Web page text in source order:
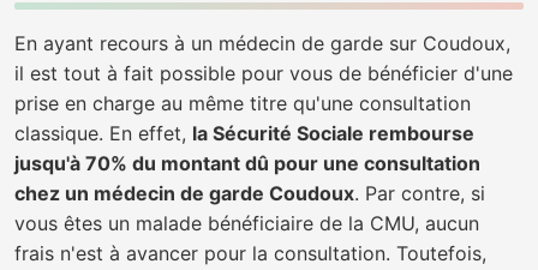
En ayant recours à un médecin de garde sur Coudoux,
il est tout à fait possible pour vous de bénéficier d'une
prise en charge au même titre qu'une consultation
classique. En effet, la Sécurité Sociale rembourse
jusqu'à 70% du montant dû pour une consultation
chez un médecin de garde Coudoux. Par contre, si
vous êtes un malade bénéficiaire de la CMU, aucun
frais n'est à avancer pour la consultation. Toutefois,